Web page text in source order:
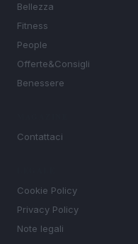
Bellezza
Fitness
People
Offerte&Consigli
Benessere
Contattaci
Cookie Policy
Privacy Policy
Note legali